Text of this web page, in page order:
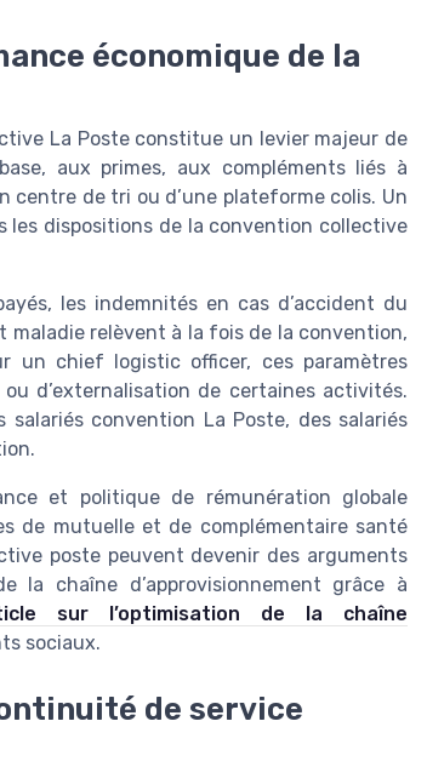
économique de la
La Poste constitue un levier majeur de
aux primes, aux compléments liés à
centre de tri ou d’une plateforme colis. Un
les dispositions de la convention collective
les indemnités en cas d’accident du
maladie relèvent à la fois de la convention,
un chief logistic officer, ces paramètres
d’externalisation de certaines activités.
convention La Poste, des salariés
et politique de rémunération globale
de mutuelle et de complémentaire santé
poste peuvent devenir des arguments
la chaîne d’approvisionnement grâce à
sur l’optimisation de la chaîne
sociaux.
de service